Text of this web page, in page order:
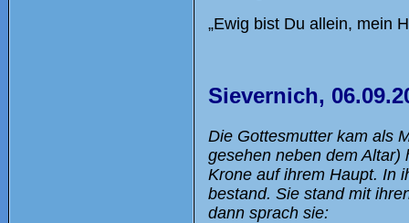
„Ewig bist Du allein, mein
Sievernich,
Die Gottesmutter kam als
gesehen neben dem Altar)
Krone auf ihrem Haupt. In
bestand. Sie stand mit
dann sprach sie: